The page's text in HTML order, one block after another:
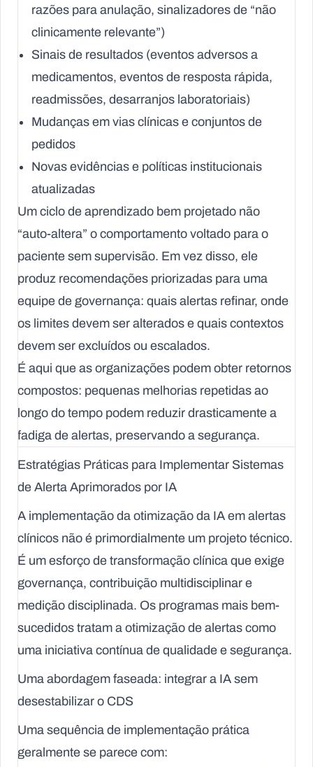
razões para anulação, sinalizadores de “não
clinicamente relevante”)
Sinais de resultados (eventos adversos a
medicamentos, eventos de resposta rápida,
readmissões, desarranjos laboratoriais)
Mudanças em vias clínicas e conjuntos de
pedidos
Novas evidências e políticas institucionais
atualizadas
Um ciclo de aprendizado bem projetado não
“auto-altera” o comportamento voltado para o
paciente sem supervisão. Em vez disso, ele
produz recomendações priorizadas para uma
equipe de governança: quais alertas refinar, onde
os limites devem ser alterados e quais contextos
devem ser excluídos ou escalados.
É aqui que as organizações podem obter retornos
compostos: pequenas melhorias repetidas ao
longo do tempo podem reduzir drasticamente a
fadiga de alertas, preservando a segurança.
Estratégias Práticas para Implementar Sistemas
de Alerta Aprimorados por IA
A implementação da otimização da IA em alertas
clínicos não é primordialmente um projeto técnico.
É um esforço de transformação clínica que exige
governança, contribuição multidisciplinar e
medição disciplinada. Os programas mais bem-
sucedidos tratam a otimização de alertas como
uma iniciativa contínua de qualidade e segurança.
Uma abordagem faseada: integrar a IA sem
desestabilizar o CDS
Uma sequência de implementação prática
geralmente se parece com: